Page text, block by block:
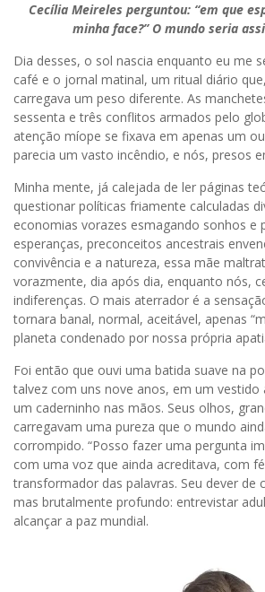
Cecília Meireles perguntou: “em que
minha face?” O mundo seria
Dia desses, o sol nascia enquanto eu me
café e o jornal matinal, um ritual diário
carregava um peso diferente. As
sessenta e três conflitos armados pelo
atenção míope se fixava em apenas um
parecia um vasto incêndio, e nós, presos
Minha mente, já calejada de ler páginas
questionar políticas friamente calculadas
economias vorazes esmagando sonhos e
esperanças, preconceitos ancestrais
convivência e a natureza, essa mãe
vorazmente, dia após dia, enquanto nós,
indiferenças. O mais aterrador é a
tornara banal, normal, aceitável, apenas
planeta condenado por nossa própria
Foi então que ouvi uma batida suave na
talvez com uns nove anos, em um vestido
um caderninho nas mãos. Seus olhos,
carregavam uma pureza que o mundo
corrompido. “Posso fazer uma pergunta
com uma voz que ainda acreditava, com
transformador das palavras. Seu dever de
mas brutalmente profundo: entrevistar
alcançar a paz mundial.